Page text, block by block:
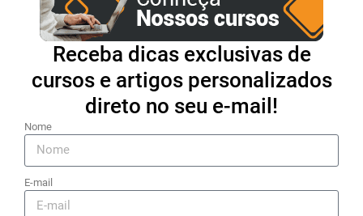
Receba dicas exclusivas de
cursos e artigos personalizados
direto no seu e-mail!
Nome
E-mail